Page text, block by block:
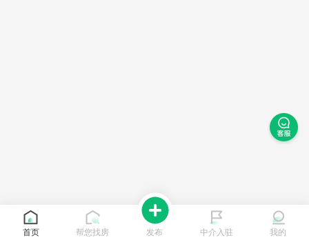
首页 帮您找房 发布 中介入驻 我的